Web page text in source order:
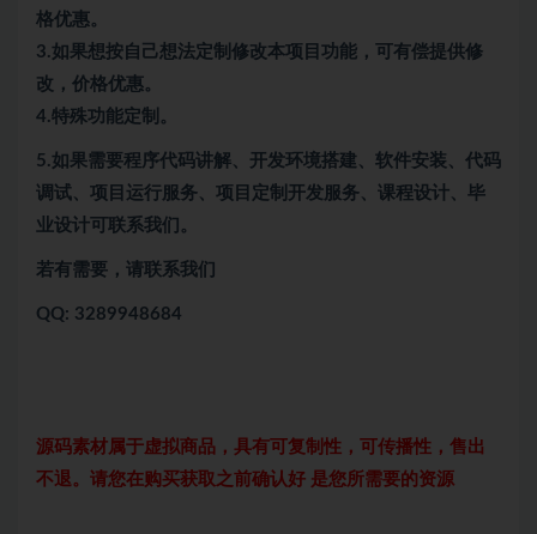
格优惠。
3.如果想按自己想法定制修改本项目功能，可有偿提供修
改，价格优惠。
4.特殊功能定制。
5.如果需要程序代码讲解、开发环境搭建、软件安装、代码
调试、项目运行服务、项目定制开发服务、课程设计、毕
业设计可联系我们。
若有需要，请联系我们
QQ: 3289948684
源码素材属于虚拟商品，具有可复制性，可传播性，售出
不退。请您在购买获取之前确认好 是您所需要的资源